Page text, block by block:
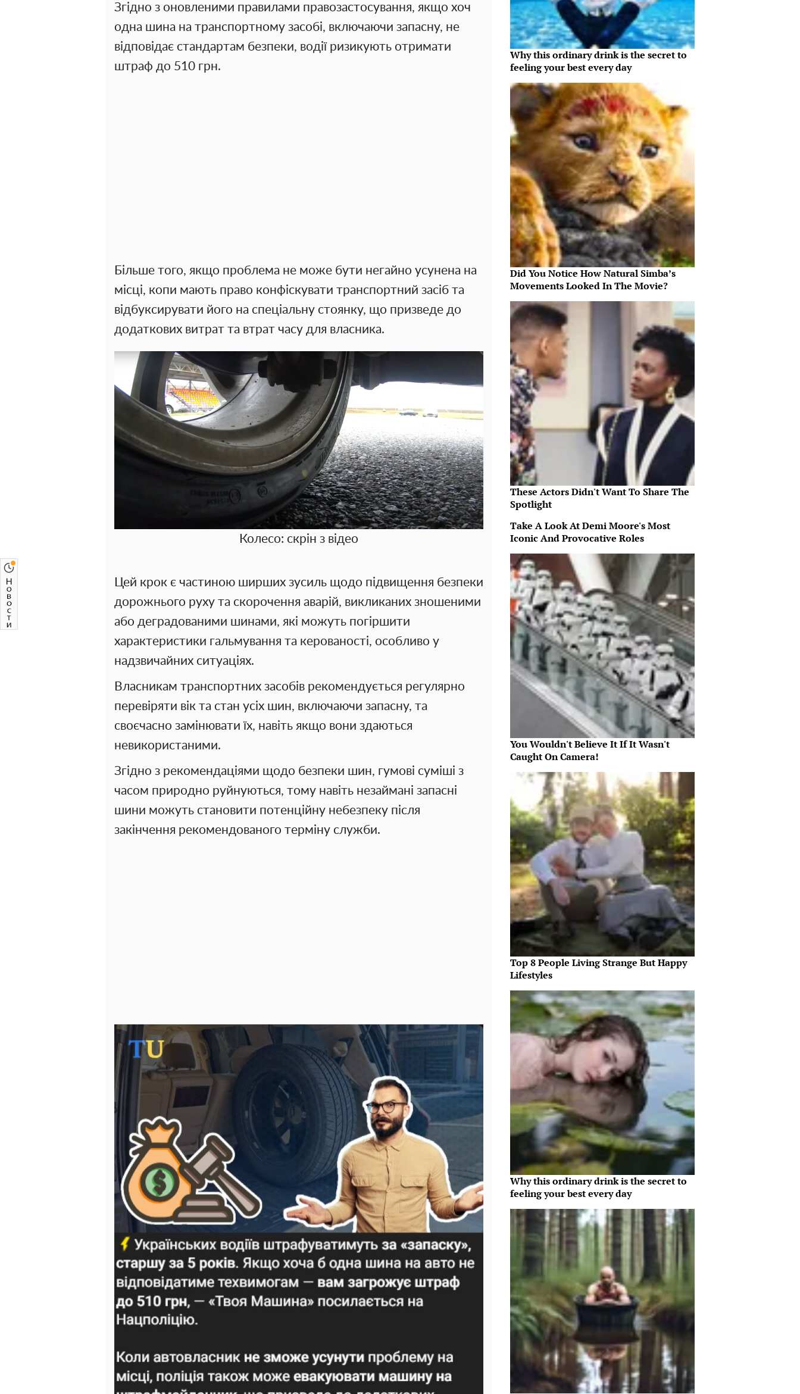
Згідно з оновленими правилами правозастосування, якщо хоч
одна шина на транспортному засобі, включаючи запасну, не
відповідає стандартам безпеки, водії ризикують отримати
штраф до 510 грн.
Більше того, якщо проблема не може бути негайно усунена на
місці, копи мають право конфіскувати транспортний засіб та
відбуксирувати його на спеціальну стоянку, що призведе до
додаткових витрат та втрат часу для власника.
Колесо: скрін з відео
Цей крок є частиною ширших зусиль щодо підвищення безпеки
дорожнього руху та скорочення аварій, викликаних зношеними
або деградованими шинами, які можуть погіршити
характеристики гальмування та керованості, особливо у
надзвичайних ситуаціях.
Власникам транспортних засобів рекомендується регулярно
перевіряти вік та стан усіх шин, включаючи запасну, та
своєчасно замінювати їх, навіть якщо вони здаються
невикористаними.
Згідно з рекомендаціями щодо безпеки шин, гумові суміші з
часом природно руйнуються, тому навіть незаймані запасні
шини можуть становити потенційну небезпеку після
закінчення рекомендованого терміну служби.
Why this ordinary drink is the secret to
feeling your best every day
Did You Notice How Natural Simba’s
Movements Looked In The Movie?
These Actors Didn't Want To Share The
Spotlight
Take A Look At Demi Moore's Most
Iconic And Provocative Roles
You Wouldn't Believe It If It Wasn't
Caught On Camera!
Top 8 People Living Strange But Happy
Lifestyles
Why this ordinary drink is the secret to
feeling your best every day